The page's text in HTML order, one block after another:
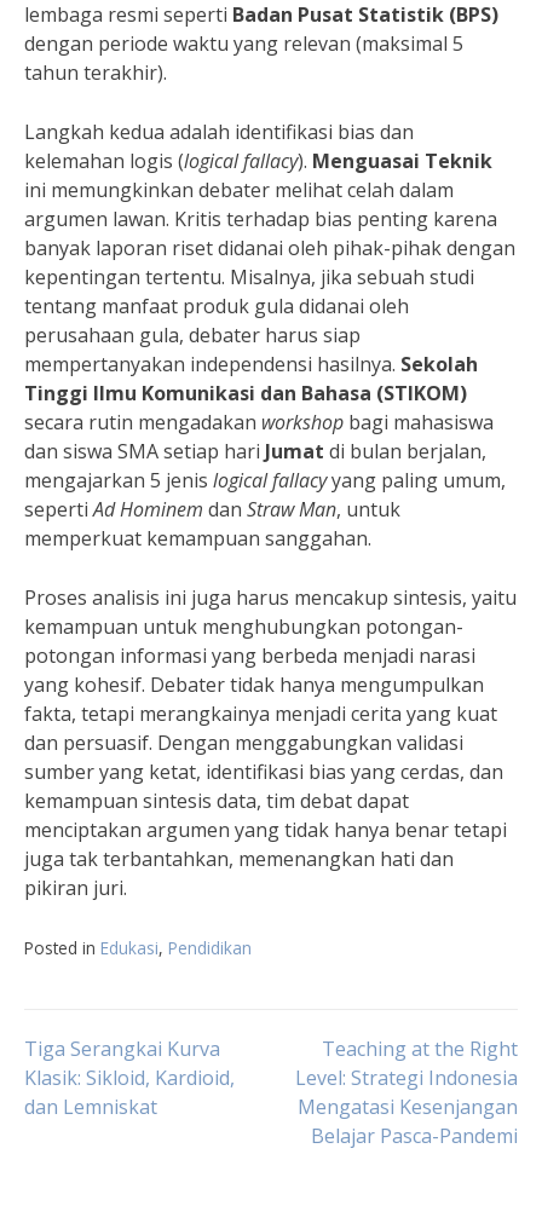
lembaga resmi seperti Badan Pusat Statistik (BPS)
dengan periode waktu yang relevan (maksimal 5
tahun terakhir).
Langkah kedua adalah identifikasi bias dan
kelemahan logis (logical fallacy). Menguasai Teknik
ini memungkinkan debater melihat celah dalam
argumen lawan. Kritis terhadap bias penting karena
banyak laporan riset didanai oleh pihak-pihak dengan
kepentingan tertentu. Misalnya, jika sebuah studi
tentang manfaat produk gula didanai oleh
perusahaan gula, debater harus siap
mempertanyakan independensi hasilnya. Sekolah
Tinggi Ilmu Komunikasi dan Bahasa (STIKOM)
secara rutin mengadakan workshop bagi mahasiswa
dan siswa SMA setiap hari Jumat di bulan berjalan,
mengajarkan 5 jenis logical fallacyyang paling umum,
sepertiAd Hominem dan Straw Man, untuk
memperkuat kemampuan sanggahan.
Proses analisis ini juga harus mencakup sintesis, yaitu
kemampuan untuk menghubungkan potongan-
potongan informasi yang berbeda menjadi narasi
yang kohesif. Debater tidak hanya mengumpulkan
fakta, tetapi merangkainya menjadi cerita yang kuat
dan persuasif. Dengan menggabungkan validasi
sumber yang ketat, identifikasi bias yang cerdas, dan
kemampuan sintesis data, tim debat dapat
menciptakan argumen yang tidak hanya benar tetapi
juga tak terbantahkan, memenangkan hati dan
pikiran juri.
Posted in Edukasi, Pendidikan
Navigasi
pos
Tiga Serangkai Kurva
Klasik: Sikloid, Kardioid,
dan Lemniskat
Teaching at the Right
Level: Strategi Indonesia
Mengatasi Kesenjangan
Belajar Pasca-Pandemi